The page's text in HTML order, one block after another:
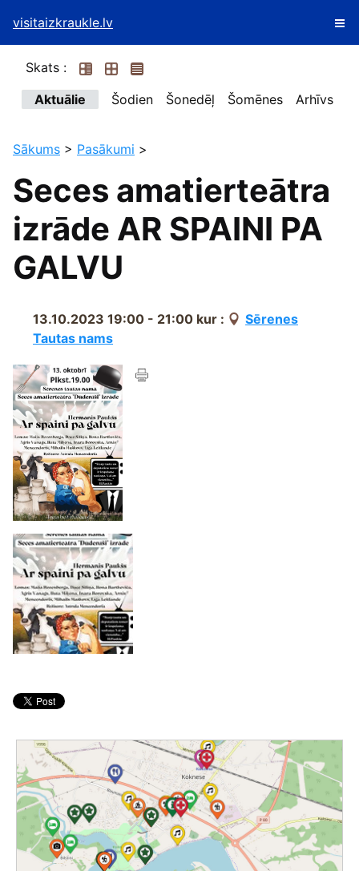
visitaizkraukle.lv
Skats :
Aktuālie
Šodien Šonedēļ Šomēnes Arhīvs
Sākums > Pasākumi >
Seces amatierteātra
izrāde AR SPAINI PA
GALVU
13.10.2023 19:00 - 21:00 kur :
Sērenes
Tautas nams